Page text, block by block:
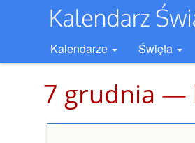
Kalendarze Święta
7 grudnia —